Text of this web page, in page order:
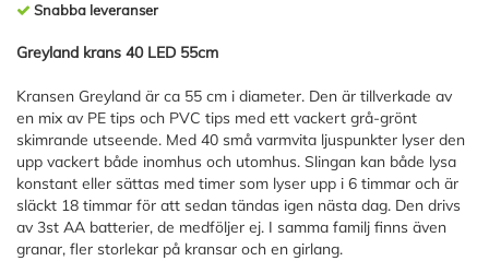
Snabba leveranser
Greyland krans 40 LED 55cm
Kransen Greyland är ca 55 cm i diameter. Den är tillverkade av
en mix av PE tips och PVC tips med ett vackert grå-grönt
skimrande utseende. Med 40 små varmvita ljuspunkter lyser den
upp vackert både inomhus och utomhus. Slingan kan både lysa
konstant eller sättas med timer som lyser upp i 6 timmar och är
släckt 18 timmar för att sedan tändas igen nästa dag. Den drivs
av 3st AA batterier, de medföljer ej. I samma familj finns även
granar, fler storlekar på kransar och en girlang.